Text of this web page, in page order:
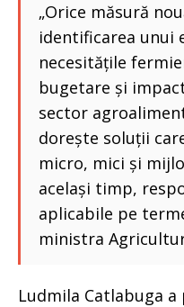
„Orice măsură
identificarea unui
necesitățile
bugetare și
sector
dorește soluții
micro, mici și
același timp,
aplicabile pe
ministra
Ludmila Catlabuga